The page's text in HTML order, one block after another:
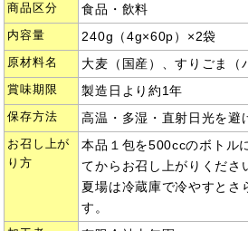
商品区分 食品・飲料
内容量 240g（4g×60p）×2袋
原材料名 大麦（国産）、すりごま（
賞味期限 製造日より約1年
保存方法 高温・多湿・直射日光を避
お召し上が
り方
本品１包を500ccのボトル
てからお召し上がりくださ
夏場は冷蔵庫で冷やすとさ
す。